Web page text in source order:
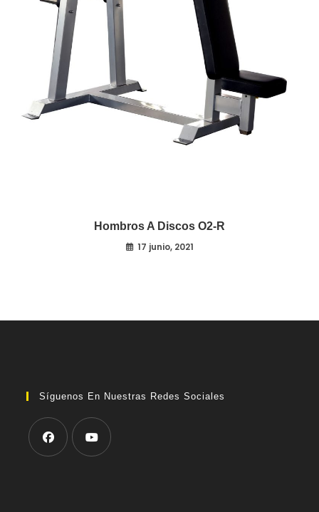
Hombros A Discos O2-R
17 junio, 2021
Síguenos En Nuestras Redes Sociales